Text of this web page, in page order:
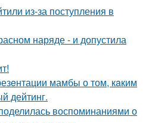
из-за поступления в
наряде - и допустила
мамбы о том, кaким
дейтинг.
воспоминаниями о